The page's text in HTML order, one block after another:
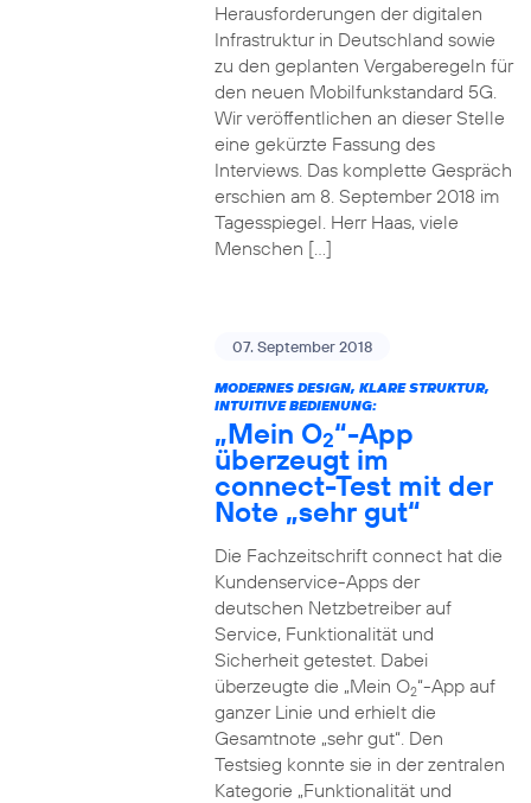
Herausforderungen der digitalen
Infrastruktur in Deutschland sowie
zu den geplanten Vergaberegeln für
den neuen Mobilfunkstandard 5G.
Wir veröffentlichen an dieser Stelle
eine gekürzte Fassung des
Interviews. Das komplette Gespräch
erschien am 8. September 2018 im
Tagesspiegel. Herr Haas, viele
Menschen […]
07. September 2018
MODERNES DESIGN, KLARE STRUKTUR,
INTUITIVE BEDIENUNG:
„Mein O2“-App
überzeugt im
connect-Test mit der
Note „sehr gut“
Die Fachzeitschrift connect hat die
Kundenservice-Apps der
deutschen Netzbetreiber auf
Service, Funktionalität und
Sicherheit getestet. Dabei
überzeugte die „Mein O2“-App auf
ganzer Linie und erhielt die
Gesamtnote „sehr gut“. Den
Testsieg konnte sie in der zentralen
Kategorie „Funktionalität und